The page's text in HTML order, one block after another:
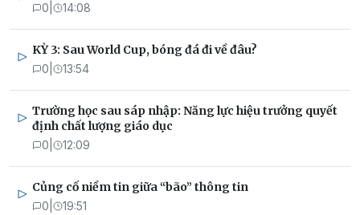
0 14:08
KỲ 3: Sau World Cup, bóng đá đi về đâu?
0 13:54
Trường học sau sáp nhập: Năng lực hiệu trưởng quyết
định chất lượng giáo dục
0 12:09
Củng cố niềm tin giữa “bão” thông tin
0 19:51